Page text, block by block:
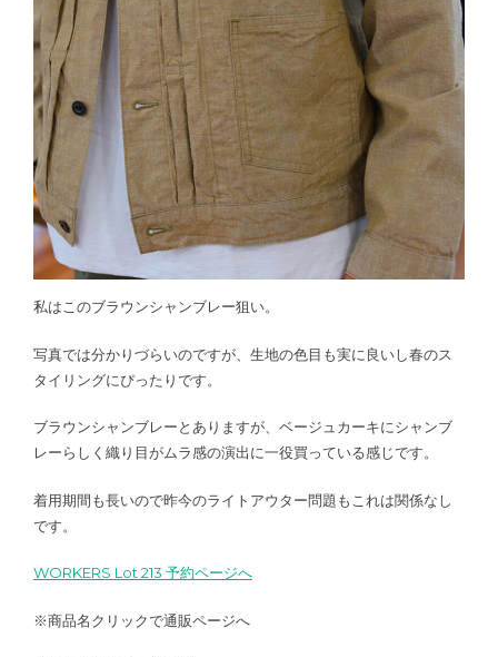
私はこのブラウンシャンブレー狙い。
写真では分かりづらいのですが、生地の色目も実に良いし春のス
タイリングにぴったりです。
ブラウンシャンブレーとありますが、ベージュカーキにシャンブ
レーらしく織り目がムラ感の演出に一役買っている感じです。
着用期間も長いので昨今のライトアウター問題もこれは関係なし
です。
WORKERS Lot 213 予約ページへ
※商品名クリックで通販ページへ